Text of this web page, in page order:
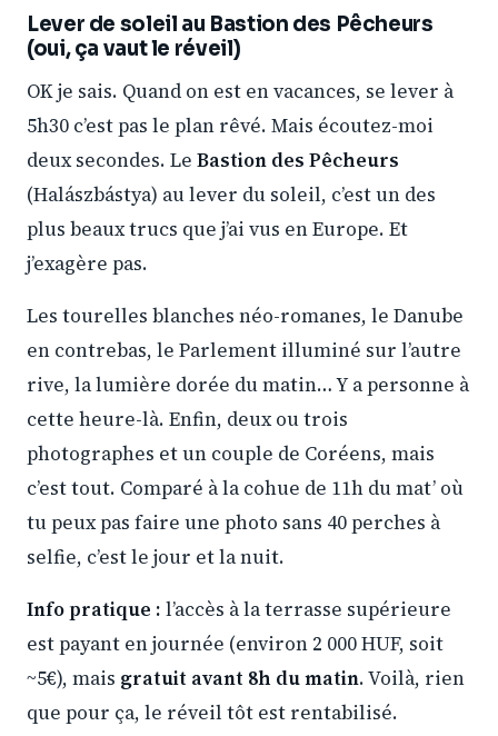
Lever de soleil au Bastion des Pêcheurs
(oui, ça vaut le réveil)
OK je sais. Quand on est en vacances, se lever à
5h30 c’est pas le plan rêvé. Mais écoutez-moi
deux secondes. Le Bastion des Pêcheurs
(Halászbástya) au lever du soleil, c’est un des
plus beaux trucs que j’ai vus en Europe. Et
j’exagère pas.
Les tourelles blanches néo-romanes, le Danube
en contrebas, le Parlement illuminé sur l’autre
rive, la lumière dorée du matin… Y a personne à
cette heure-là. Enfin, deux ou trois
photographes et un couple de Coréens, mais
c’est tout. Comparé à la cohue de 11h du mat’ où
tu peux pas faire une photo sans 40 perches à
selfie, c’est le jour et la nuit.
Info pratique : l’accès à la terrasse supérieure
est payant en journée (environ 2 000 HUF, soit
~5€), mais gratuit avant 8h du matin. Voilà, rien
que pour ça, le réveil tôt est rentabilisé.